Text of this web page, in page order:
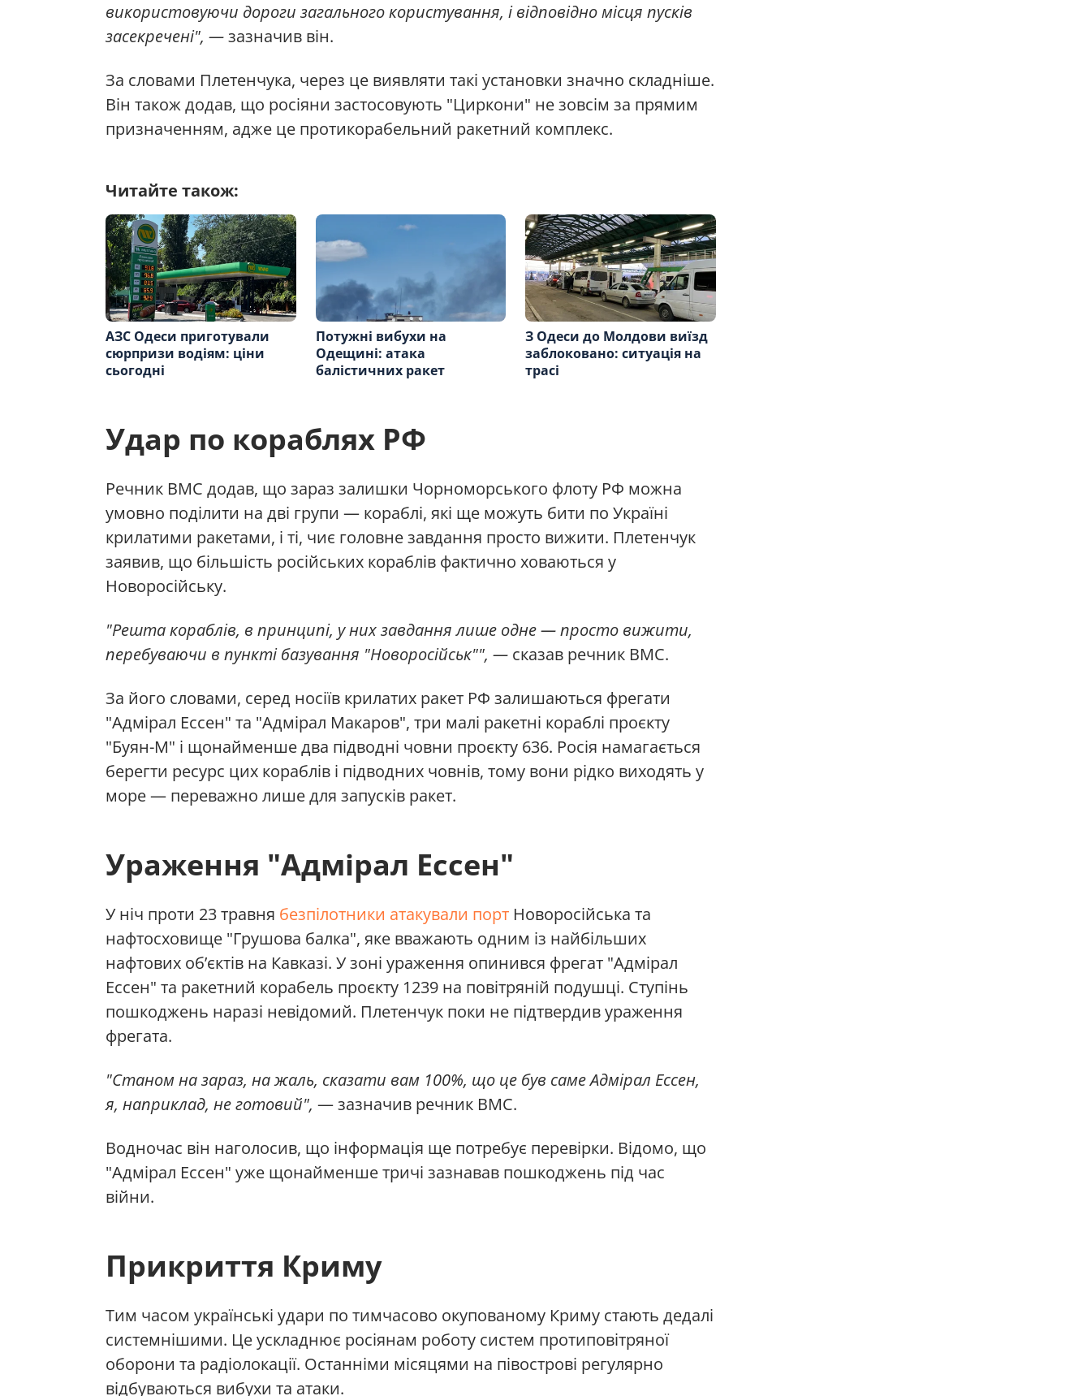
використовуючи дороги загального користування, і відповідно місця пусків
засекречені", —зазначив він.
За словами Плетенчука, через це виявляти такі установки значно складніше.
Він також додав, що росіяни застосовують "Циркони" не зовсім за прямим
призначенням, адже це протикорабельний ракетний комплекс.
Читайте також:
АЗС Одеси приготували
сюрпризи водіям: ціни
сьогодні
Потужні вибухи на
Одещині: атака
балістичних ракет
З Одеси до Молдови виїзд
заблоковано: ситуація на
трасі
Удар по кораблях РФ
Речник ВМС додав, що зараз залишки Чорноморського флоту РФ можна
умовно поділити на дві групи — кораблі, які ще можуть бити по Україні
крилатими ракетами, і ті, чиє головне завдання просто вижити. Плетенчук
заявив, що більшість російських кораблів фактично ховаються у
Новоросійську.
"Решта кораблів, в принципі, у них завдання лише одне — просто вижити,
перебуваючи в пункті базування "Новоросійськ"", — сказав речник ВМС.
За його словами, серед носіїв крилатих ракет РФ залишаються фрегати
"Адмірал Ессен" та "Адмірал Макаров", три малі ракетні кораблі проєкту
"Буян-М" і щонайменше два підводні човни проєкту 636. Росія намагається
берегти ресурс цих кораблів і підводних човнів, тому вони рідко виходять у
море — переважно лише для запусків ракет.
Ураження "Адмірал Ессен"
У ніч проти 23 травня безпілотники атакували порт Новоросійська та
нафтосховище "Грушова балка", яке вважають одним із найбільших
нафтових об’єктів на Кавказі. У зоні ураження опинився фрегат "Адмірал
Ессен" та ракетний корабель проєкту 1239 на повітряній подушці. Ступінь
пошкоджень наразі невідомий. Плетенчук поки не підтвердив ураження
фрегата.
"Станом на зараз, на жаль, сказати вам 100%, що це був саме Адмірал Ессен,
я, наприклад, не готовий", — зазначив речник ВМС.
Водночас він наголосив, що інформація ще потребує перевірки. Відомо, що
"Адмірал Ессен" уже щонайменше тричі зазнавав пошкоджень під час
війни.
Прикриття Криму
Тим часом українські удари по тимчасово окупованому Криму стають дедалі
системнішими. Це ускладнює росіянам роботу систем протиповітряної
оборони та радіолокації. Останніми місяцями на півострові регулярно
відбуваються вибухи та атаки.